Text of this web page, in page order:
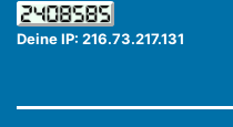
Deine IP: 216.73.217.131